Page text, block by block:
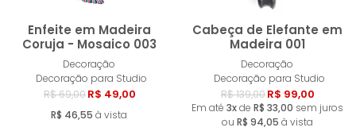
Enfeite em Madeira
Coruja - Mosaico 003
Decoração
Decoração para Studio
R$ 69,00R$ 49,00
R$ 46,55 à vista
Comprar
Cabeça de Elefante em
Madeira 001
Decoração
Decoração para Studio
R$ 139,00R$ 99,00
Em até 3xde R$ 33,00 sem juros
ou R$ 94,05 à vista